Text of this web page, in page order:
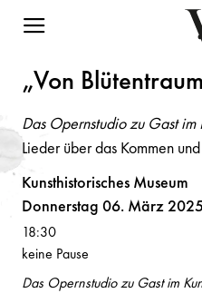
Navigation
„Von Blütentra
Das Opernstudio zu Gast im
Lieder über das Kommen
Kunsthistorisches Museum
Donnerstag 06. März 2025
18:30
keine Pause
Das Opernstudio zu Gast im